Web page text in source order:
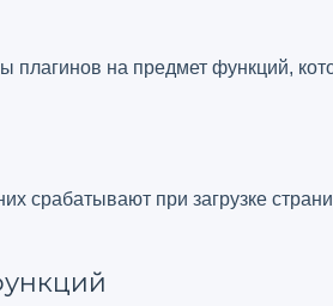
на предмет функций,
срабатывают при загрузке